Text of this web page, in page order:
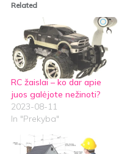
Related
RC žaislai – ko dar apie
juos galėjote nežinoti?
2023-08-11
In "Prekyba"